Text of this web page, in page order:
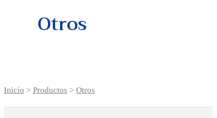
Otros
Inicio > Productos > Otros